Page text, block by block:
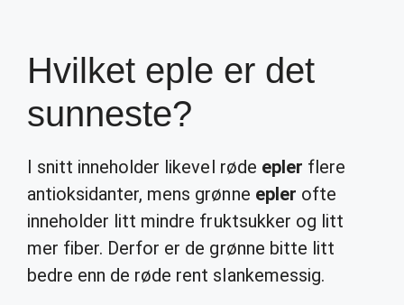
Hvilket eple er det
sunneste?
I snitt inneholder likevel røde epler flere
antioksidanter, mens grønne epler ofte
inneholder litt mindre fruktsukker og litt
mer fiber. Derfor er de grønne bitte litt
bedre enn de røde rent slankemessig.